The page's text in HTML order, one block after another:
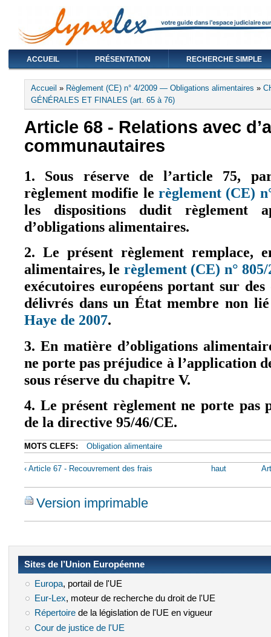
ACCUEIL PRÉSENTATION RECHERCHE SIMPLE
Vous êtes ici
Accueil » Règlement (CE) n° 4/2009 — Obligations alimentaires »
GÉNÉRALES ET FINALES (art. 65 à 76)
Article 68 - Relations avec
communautaires
1. Sous réserve de l’article 75,
règlement modifie le règlement (CE)
les dispositions dudit règlement
d’obligations alimentaires.
2. Le présent règlement remplace,
alimentaires, le règlement (CE) n° 805/
exécutoires européens portant sur
délivrés dans un État membre non
Haye de 2007.
3. En matière d’obligations
ne porte pas préjudice à l’application
sous réserve du chapitre V.
4. Le présent règlement ne porte pas
de la directive 95/46/CE.
MOTS CLEFS: Obligation alimentaire
‹ Article 67 - Recouvrement des frais haut
Version imprimable
Sites de l’Union Européenne
Europa(le lien est externe)
, portail de l'UE
Eur-Lex (le lien est externe)
, moteur de recherche du droit de l'UE
Répertoire(le lien est externe)
de la législation de l'UE en vigueur
Cour de justice de l'UE